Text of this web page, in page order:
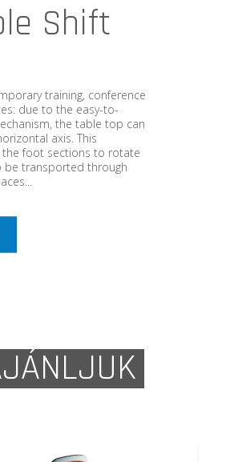
Shift
training, conference
due to the easy-to-
the table top can
axis. This
the foot sections to rotate
transported through